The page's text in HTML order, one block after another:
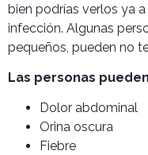
bien podrías verlos ya
infección. Algunas
pequeños, pueden no
Las personas
Dolor abdominal
Orina oscura
Fiebre